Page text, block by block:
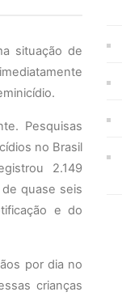
situação de
Pesquisas
no Brasil
2.149
quase seis
e do
por dia no
crianças